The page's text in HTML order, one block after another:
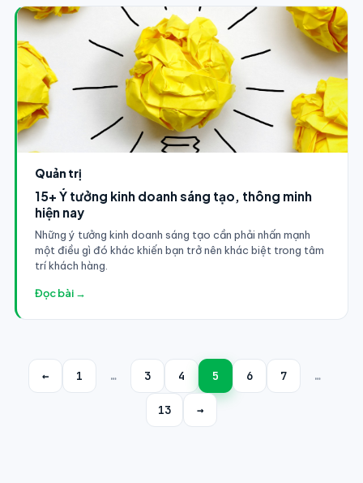
Quản trị
15+ Ý tưởng kinh doanh sáng tạo, thông minh
hiện nay
Những ý tưởng kinh doanh sáng tạo cần phải nhấn mạnh
một điều gì đó khác khiến bạn trở nên khác biệt trong tâm
trí khách hàng.
Đọc bài →
← 1 … 3 4 5 6 7 …
13 →